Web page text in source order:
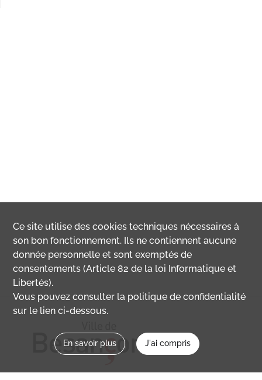
Ce site utilise descookies techniques nécessaires à
son bon fonctionnement. Ils ne contiennent aucune
donnée personnelle et sont exemptés de
consentements (Article 82 de la loi Informatique et
Libertés).
Vous pouvez consulter la politique de confidentialité
sur le lien ci-dessous.
En savoir plus J'ai compris